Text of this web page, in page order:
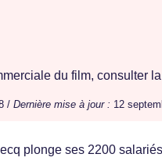
du film, consulter
/ Dernière mise à jour : 12
plonge ses 2200